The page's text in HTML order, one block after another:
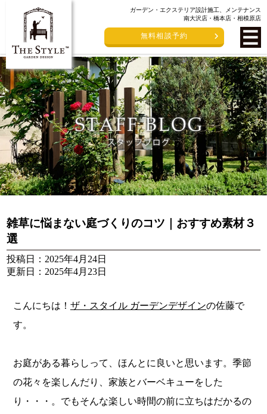
無料相談予約
ガーデン・エクステリア設計施工、メンテナンス
南大沢店・橋本店・相模原店
雑草に悩まない庭づくりのコツ｜おすすめ素材３
選
投稿日：2025年4月24日
更新日：2025年4月23日
こんにちは！ ザ・スタイル ガーデンデザインの佐藤で
す。
お庭がある暮らしって、ほんとに良いと思います。季節
の花々を楽しんだり、家族とバーベキューをした
り・・・。でもそんな楽しい時間の前に立ちはだかるの